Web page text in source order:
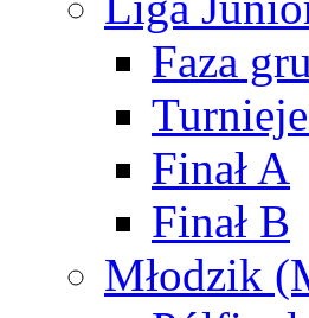
Faza
Finał A
Finał B
Młodzik